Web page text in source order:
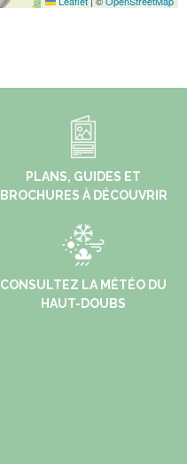
PLANS, GUIDES ET
BROCHURES À DÉCOUVRIR
CONSULTEZ LA MÉTÉO DU
HAUT-DOUBS